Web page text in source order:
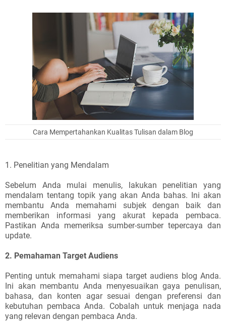
Cara Mempertahankan Kualitas Tulisan dalam Blog
1. Penelitian yang Mendalam
Sebelum Anda mulai menulis, lakukan penelitian yang
mendalam tentang topik yang akan Anda bahas. Ini akan
membantu Anda memahami subjek dengan baik dan
memberikan informasi yang akurat kepada pembaca.
Pastikan Anda memeriksa sumber-sumber tepercaya dan
update.
2. Pemahaman Target Audiens
Penting untuk memahami siapa target audiens blog Anda.
Ini akan membantu Anda menyesuaikan gaya penulisan,
bahasa, dan konten agar sesuai dengan preferensi dan
kebutuhan pembaca Anda. Cobalah untuk menjaga nada
yang relevan dengan pembaca Anda.